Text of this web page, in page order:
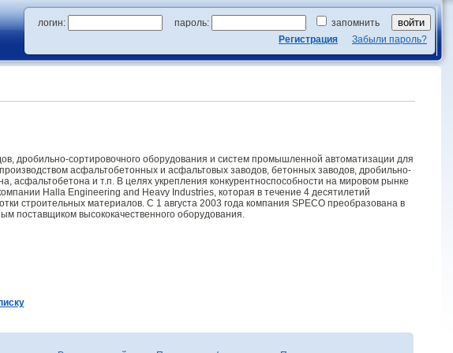
логин: пароль:
запомнить
Регистрация
Забыли пароль?
дробильно-сортировочного оборудования и систем промышленной автоматизации для
асфальтобетонных и асфальтовых заводов, бетонных заводов, дробильно-
асфальтобетона и т.п. В целях укрепления конкурентноспособности на мировом рынке
Halla Engineering and Heavy Industries, которая в течение 4 десятилетий
строительных материалов. С 1 августа 2003 года компания SPECO преобразована в
высококачественного оборудования.